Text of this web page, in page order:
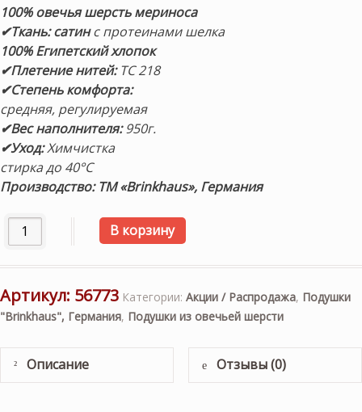
100% овечья шерсть мериноса
✔Ткань:сатинс протеинами шелка
100% Египетский хлопок
✔Плетение нитей:TC 218
✔Степень комфорта:
средняя, регулируемая
✔Вес наполнителя:950г.
✔Уход:Химчистка
стирка до 40°С
Производство: ТМ «Brinkhaus», Германия
Количество товара Подушка «EXQUISIT» средняя
В корзину
Артикул: 56773 Категории: Акции / Распродажа, Подушки
"Brinkhaus", Германия, Подушки из овечьей шерсти
Описание Отзывы (0)